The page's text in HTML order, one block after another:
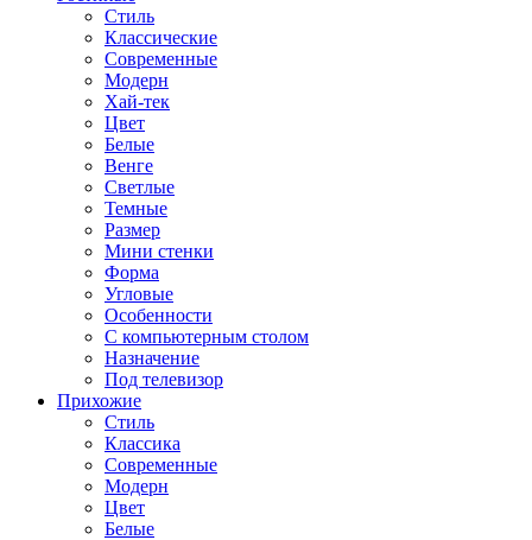
Стиль
Классические
Современные
Модерн
Хай-тек
Цвет
Белые
Венге
Светлые
Темные
Размер
Мини стенки
Форма
Угловые
Особенности
С компьютерным столом
Назначение
Под телевизор
Прихожие
Стиль
Классика
Современные
Модерн
Цвет
Белые